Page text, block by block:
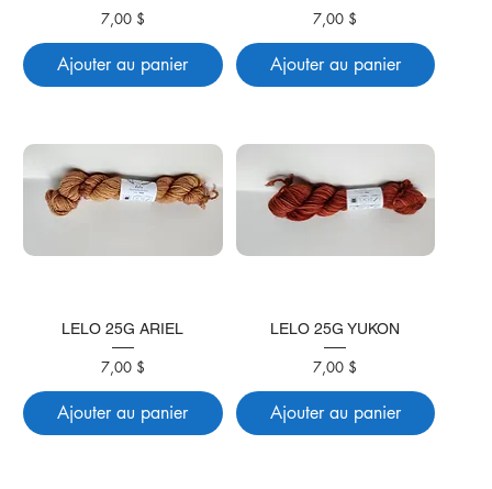
Prix
7,00 $
Ajouter au panier
Prix
7,00 $
Ajouter au panier
LELO 25G ARIEL
Prix
7,00 $
Ajouter au panier
LELO 25G YUKON
Prix
7,00 $
Ajouter au panier